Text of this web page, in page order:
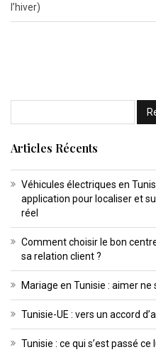
l’hiver)
Articles Récents
Véhicules électriques en
application pour localiser et
réel
Comment choisir le bon
sa relation client ?
Mariage en Tunisie : aimer
Tunisie-UE : vers un accord
Tunisie : ce qui s’est passé